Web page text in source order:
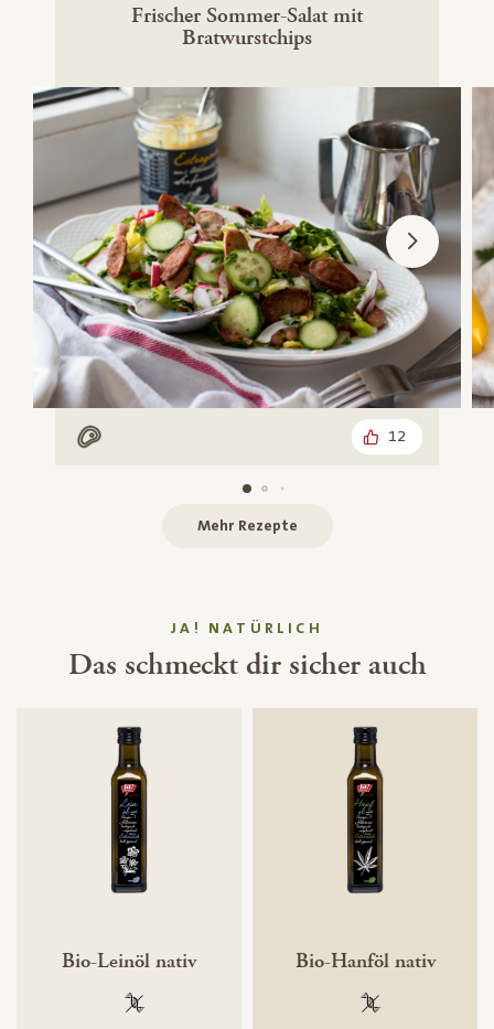
Frischer Sommer-Salat mit
Bratwurstchips
Mit Fleisch 12
Mehr Rezepte
JA! NATÜRLICH
Das schmeckt dir sicher auch
Bio-Leinöl nativ
100 % gentechnikfrei
Bio-Hanföl nativ
100 %